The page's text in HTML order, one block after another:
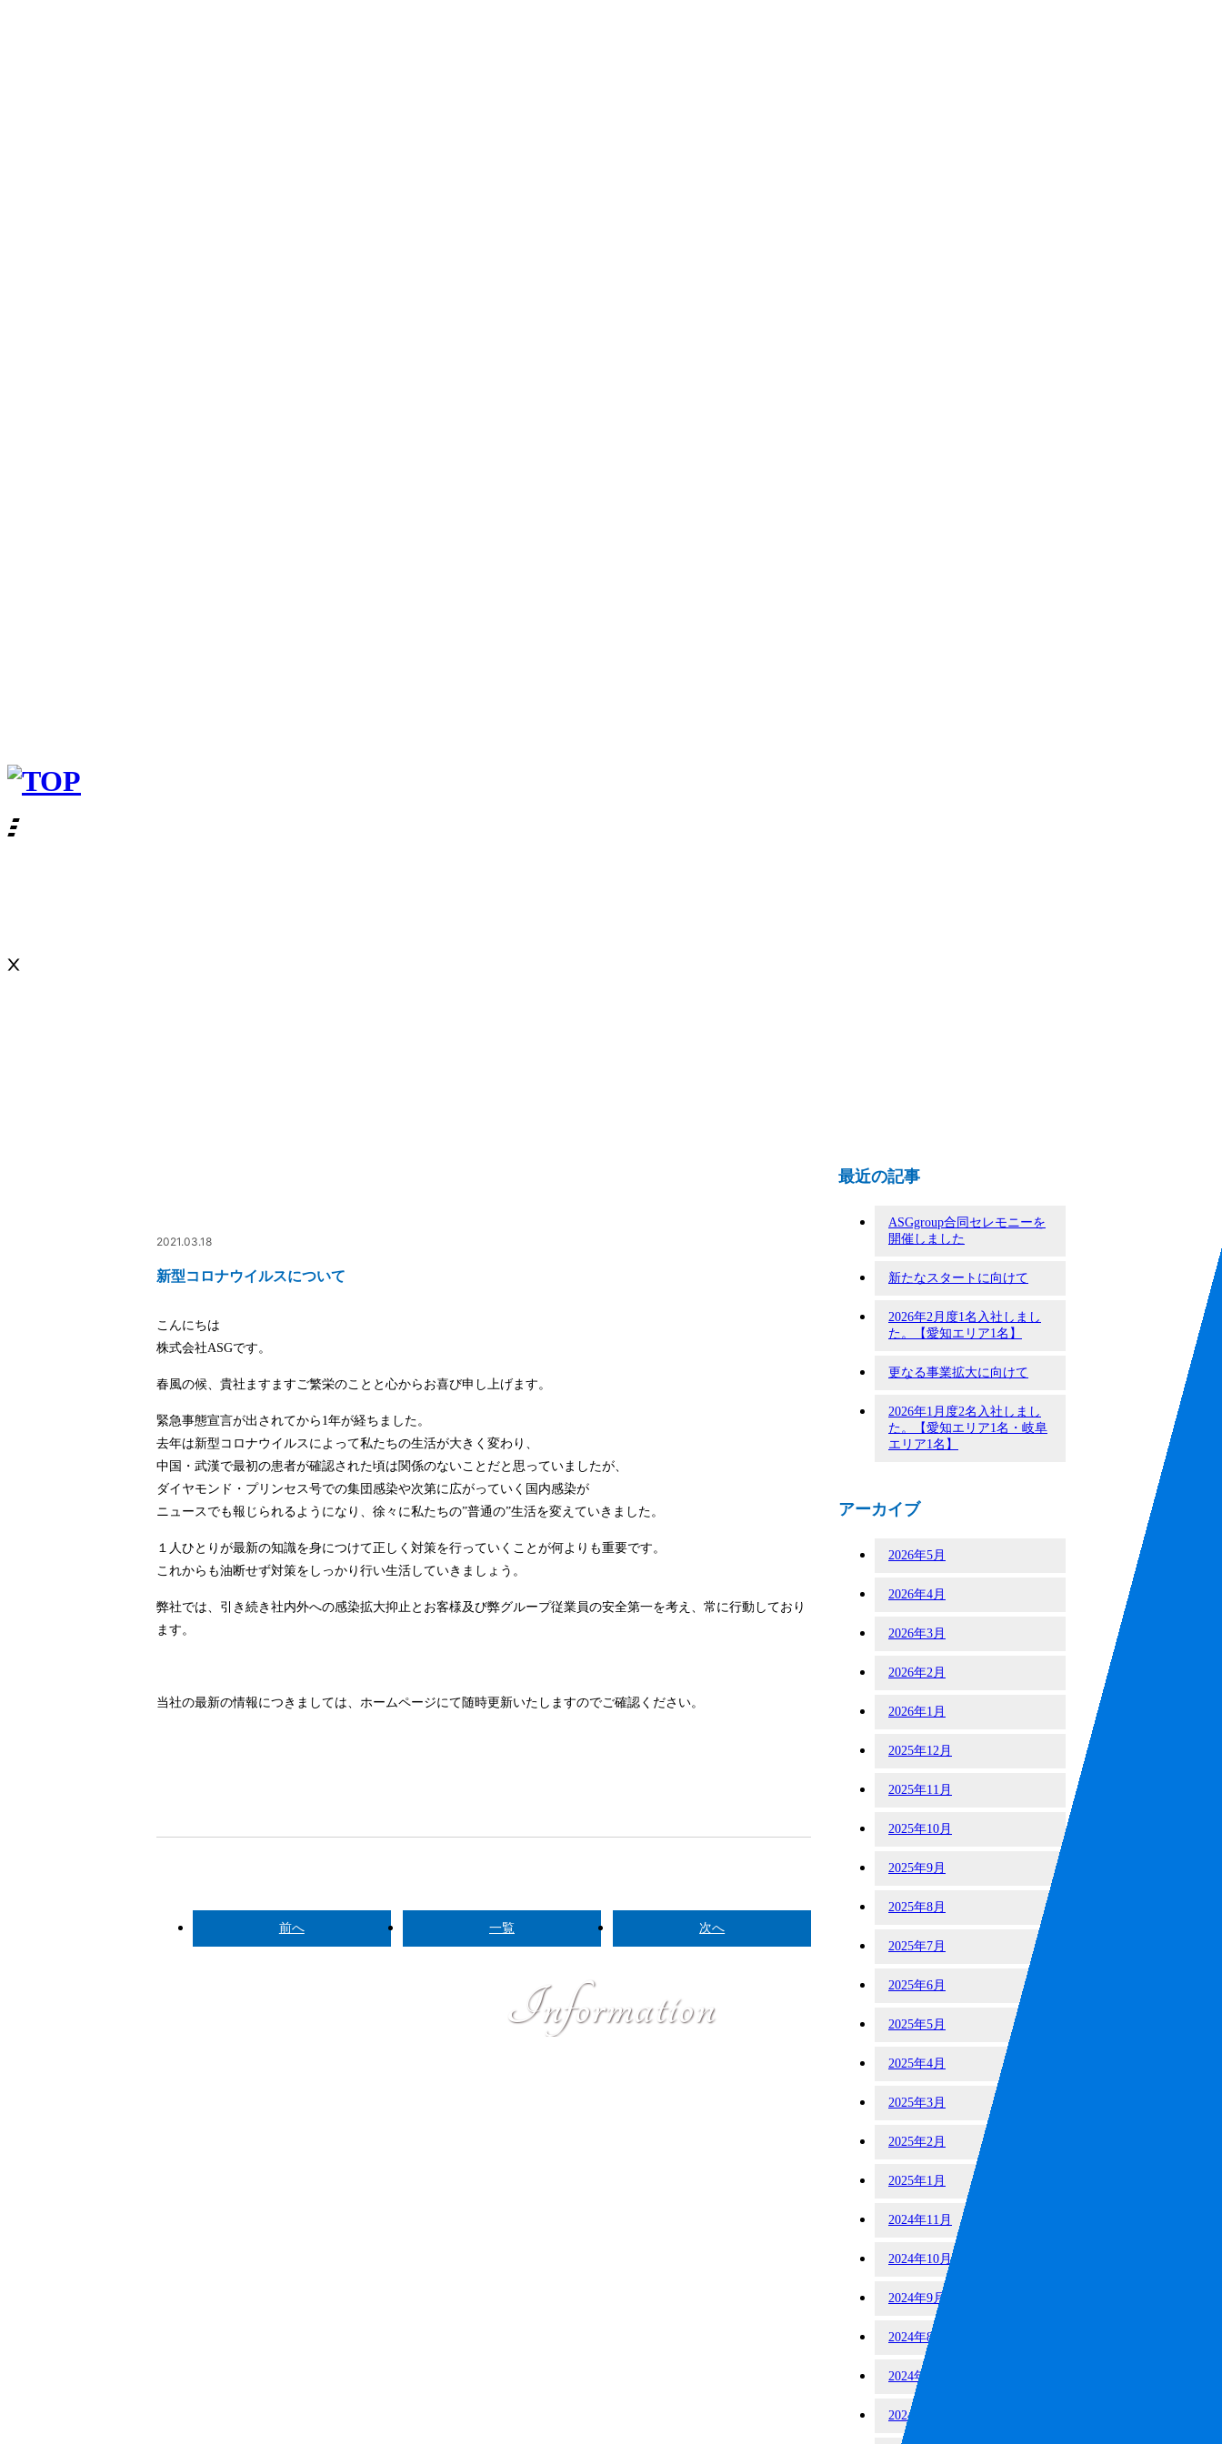
Information
2021.03.18
新型コロナウイルスについて
こんにちは
株式会社ASGです。
春風の候、貴社ますますご繁栄のことと心からお喜び申し上げます。
緊急事態宣言が出されてから1年が経ちました。
去年は新型コロナウイルスによって私たちの生活が大きく変わり、
中国・武漢で最初の患者が確認された頃は関係のないことだと思っていましたが、
ダイヤモンド・プリンセス号での集団感染や次第に広がっていく国内感染が
ニュースでも報じられるようになり、徐々に私たちの”普通の”生活を変えていきました。
１人ひとりが最新の知識を身につけて正しく対策を行っていくことが何よりも重要です。
これからも油断せず対策をしっかり行い生活していきましょう。
弊社では、引き続き社内外への感染拡大抑止とお客様及び弊グループ従業員の安全第一を考え、常に行動しており
ます。
当社の最新の情報につきましては、ホームページにて随時更新いたしますのでご確認ください。
前へ 一覧 次へ
最近の記事
ASGgroup合同セレモニーを
開催しました
新たなスタートに向けて
2026年2月度1名入社しまし
た。【愛知エリア1名】
更なる事業拡大に向けて
2026年1月度2名入社しまし
た。【愛知エリア1名・岐阜
エリア1名】
アーカイブ
2026年5月
2026年4月
2026年3月
2026年2月
2026年1月
2025年12月
2025年11月
2025年10月
2025年9月
2025年8月
2025年7月
2025年6月
2025年5月
2025年4月
2025年3月
2025年2月
2025年1月
2024年11月
2024年10月
2024年9月
2024年8月
2024年7月
2024年6月